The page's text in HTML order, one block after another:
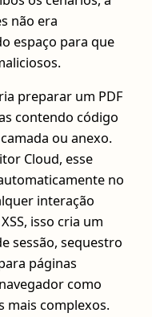
não era
espaço para que
preparar um PDF
contendo código
ou anexo.
Cloud, esse
no
interação
isso cria um
sessão, sequestro
páginas
como
mais complexos.